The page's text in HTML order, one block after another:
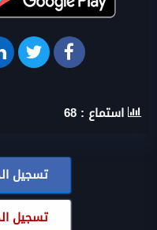
استماع : 68
تسجيل
تسجيل